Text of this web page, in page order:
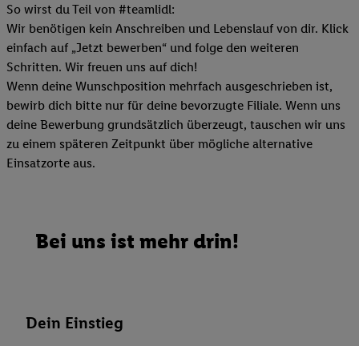
So wirst du Teil von #teamlidl:
Wir benötigen kein Anschreiben und Lebenslauf von dir. Klick
einfach auf „Jetzt bewerben“ und folge den weiteren
Schritten. Wir freuen uns auf dich!
Wenn deine Wunschposition mehrfach ausgeschrieben ist,
bewirb dich bitte nur für deine bevorzugte Filiale. Wenn uns
deine Bewerbung grundsätzlich überzeugt, tauschen wir uns
zu einem späteren Zeitpunkt über mögliche alternative
Einsatzorte aus.
Bei uns ist mehr drin!
Dein Einstieg